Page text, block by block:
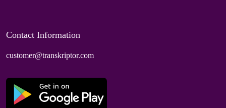
Contact Information
customer@transkriptor.com